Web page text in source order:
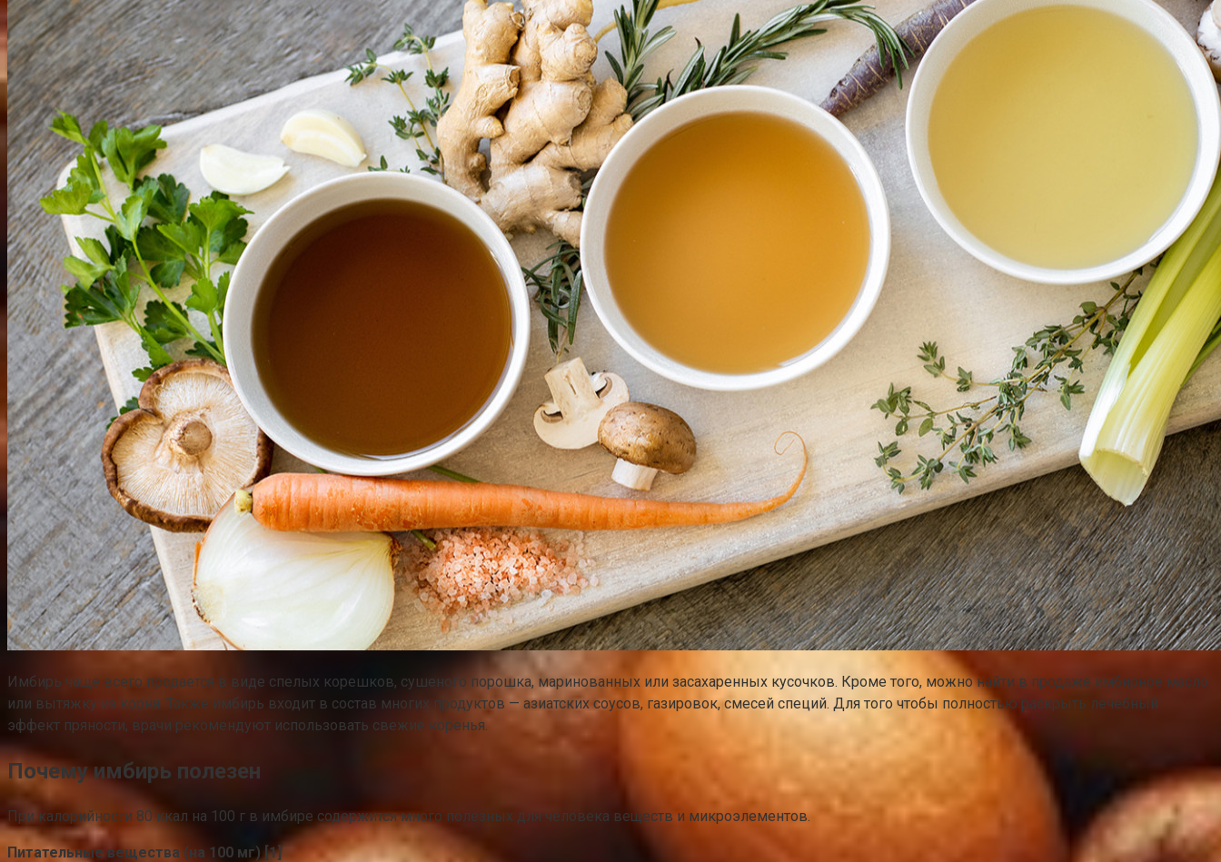
Имбирь чаще всего продается в виде спелых корешков, сушеного порошка, маринованных или засахаренных кусочков. Кроме того, можно найти в продаже имбирное масло
или вытяжку из корня. Также имбирь входит в состав многих продуктов — азиатских соусов, газировок, смесей специй. Для того чтобы полностью раскрыть лечебный
эффект пряности, врачи рекомендуют использовать свежие коренья.
Почему имбирь полезен
При калорийности 80 ккал на 100 г в имбире содержится много полезных для человека веществ и микроэлементов.
Питательные вещества (на 100 мг) [1]